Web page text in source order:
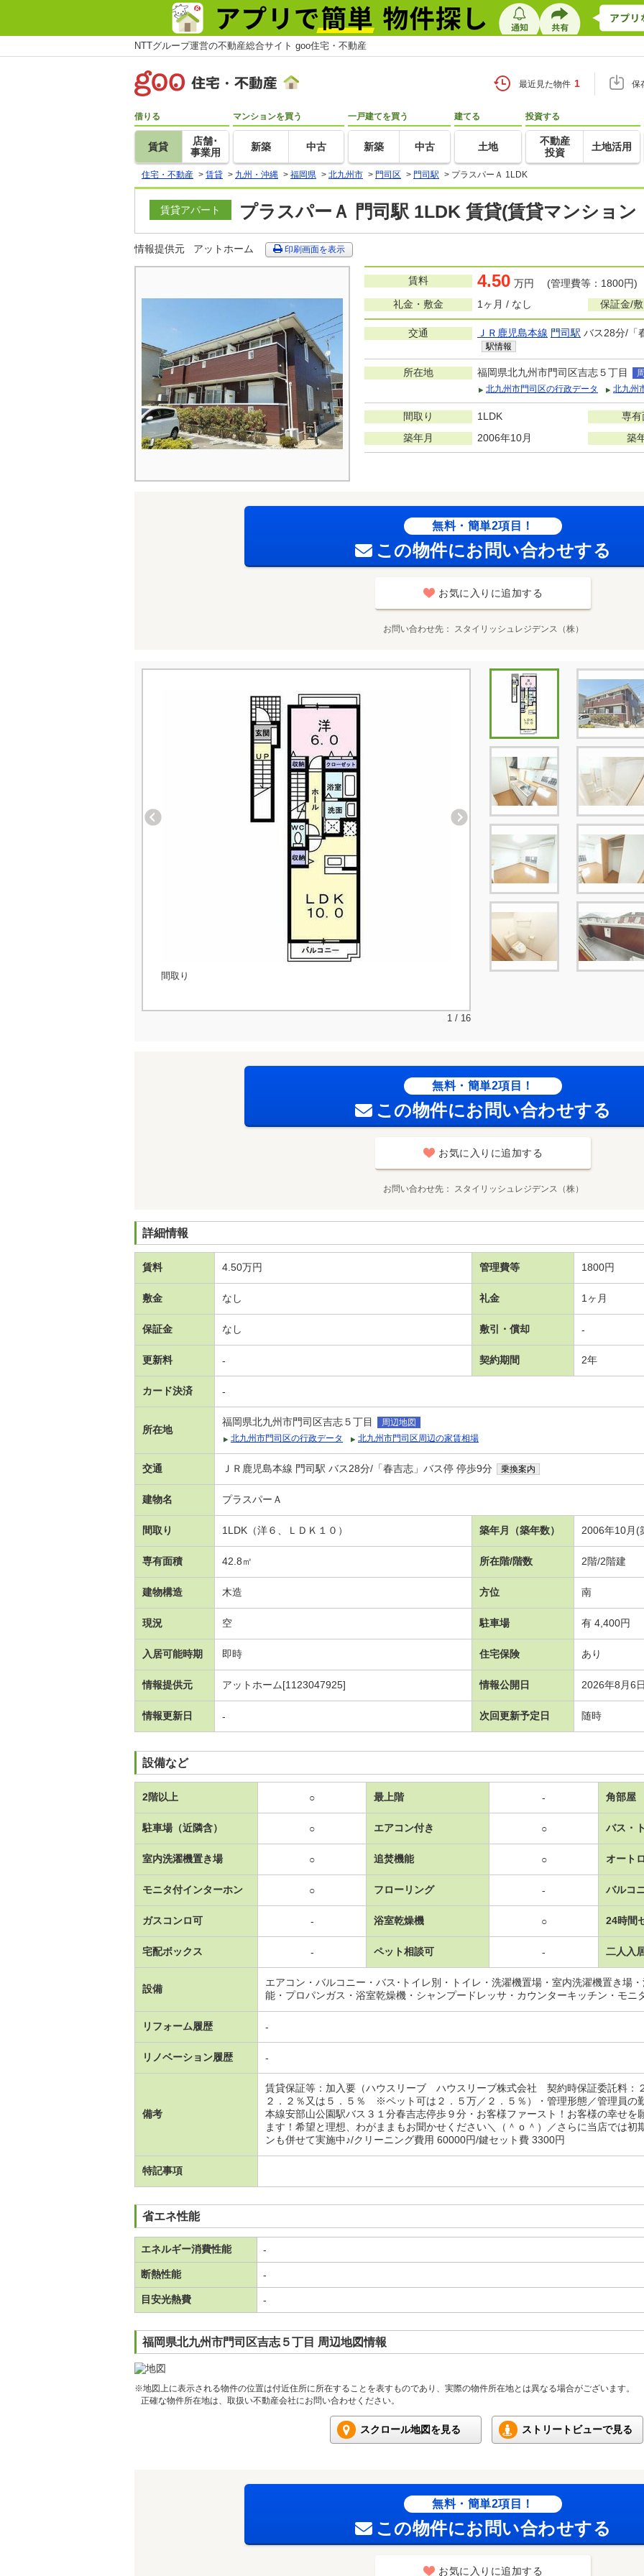
NTTグループ運営の不動産総合サイト goo住宅・不動産
最近見た物件 1 保
借りる
賃貸
店舗･
事業用
マンションを買う
新築 中古
一戸建てを買う
新築 中古
建てる
土地
投資する
不動産
投資
土地活用
住宅・不動産 > 賃貸 > 九州・沖縄 > 福岡県 > 北九州市 > 門司区 > 門司駅 > プラスパーＡ 1LDK
賃貸アパート プラスパーＡ 門司駅 1LDK 賃貸(賃貸マンション
情報提供元 アットホーム 印刷画面を表示
賃料 4.50 万円 (管理費等：1800円)
礼金・敷金
1ヶ月 / なし 保証金/
交通 ＪＲ鹿児島本線 門司駅 バス28分/「
駅情報
所在地 福岡県北九州市門司区吉志５丁目
北九州市門司区の行政データ
北九州
間取り 1LDK 専有
築年月 2006年10月 築
無料・簡単2項目！
この物件にお問い合わせする
お気に入りに追加する
お問い合わせ先 スタイリッシュレジデンス（株）
間取り
1 / 16
無料・簡単2項目！
この物件にお問い合わせする
お気に入りに追加する
お問い合わせ先 スタイリッシュレジデンス（株）
詳細情報
賃料 4.50万円 管理費等 1800円
敷金 なし 礼金 1ヶ月
保証金 なし 敷引・償却 -
更新料 - 契約期間 2年
カード決済 -
所在地
福岡県北九州市門司区吉志５丁目
周辺地図
北九州市門司区の行政データ
北九州市門司区周辺の家賃相場
交通 ＪＲ鹿児島本線 門司駅 バス28分/「春吉志」バス停 停歩9分 乗換案内
建物名 プラスパーＡ
間取り 1LDK（洋６、ＬＤＫ１０） 築年月（築年数） 2006年10月(
専有面積 42.8㎡ 所在階/階数 2階/2階建
建物構造 木造 方位 南
現況 空 駐車場 有 4,400円
入居可能時期 即時 住宅保険 あり
情報提供元 アットホーム[1123047925] 情報公開日 2026年8月6日
情報更新日 - 次回更新予定日 随時
設備など
2階以上 ○ 最上階 - 角部屋
駐車場（近隣含） ○ エアコン付き ○ バス・
室内洗濯機置き場 ○ 追焚機能 ○ オート
モニタ付インターホン ○ フローリング - バルコ
ガスコンロ可 - 浴室乾燥機 ○ 24時間
宅配ボックス - ペット相談可 - 二人入
設備
エアコン・バルコニー・バス･トイレ別・トイレ・洗濯機置場・室内洗濯機置き場
能・プロパンガス・浴室乾燥機・シャンプードレッサ・カウンターキッチン・モニ
リフォーム履歴 -
リノベーション履歴 -
備考
賃貸保証等：加入要（ハウスリーブ ハウスリーブ株式会社 契約時保証委託料：
２．２％又は５．５％ ※ペット可は２．５万／２．５％）・管理形態／管理員の
本線安部山公園駅バス３１分春吉志停歩９分・お客様ファースト！お客様の幸せを
ます！希望と理想、わがままもお聞かせください＼（＾ｏ＾）／さらに当店では初
ンも併せて実施中♪/クリーニング費用 60000円/鍵セット費 3300円
特記事項
省エネ性能
エネルギー消費性能 -
断熱性能 -
目安光熱費 -
福岡県北九州市門司区吉志５丁目 周辺地図情報
※地図上に表示される物件の位置は付近住所に所在することを表すものであり、実際の物件所在地とは異なる場合がございます。
正確な物件所在地は、取扱い不動産会社にお問い合わせください。
スクロール地図を見る ストリートビューで見る
無料・簡単2項目！
この物件にお問い合わせする
お気に入りに追加する